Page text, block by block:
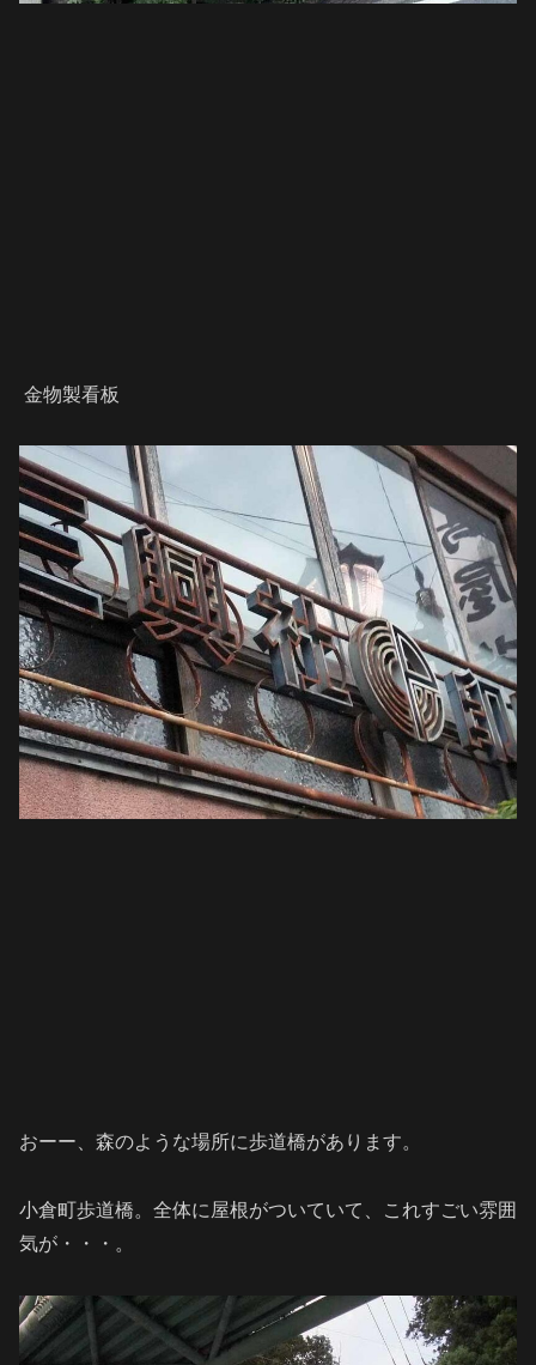
金物製看板
おーー、森のような場所に歩道橋があります。
小倉町歩道橋。全体に屋根がついていて、これすごい雰囲
気が・・・。